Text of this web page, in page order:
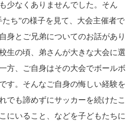
少なくありませんでした。そん
ち”の様子を見て、大会主催者で
身とご兄弟についてのお話があり
生の頃、弟さんが大きな大会に選
方、ご自身はその大会でボールボ
す。そんなご自身の悔しい経験を
でも諦めずにサッカーを続けたこ
にいること、などを子どもたちに